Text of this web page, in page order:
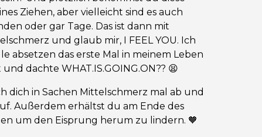
Ziehen, aber vielleicht sind es auch
oder gar Tage. Das ist dann mit
und glaub mir, I FEEL YOU. Ich
absetzen das erste Mal in meinem Leben
dachte WHAT.IS.GOING.ON?? 😫
dich in Sachen Mittelschmerz mal ab und
Außerdem erhältst du am Ende des
um den Eisprung herum zu lindern. 🧡